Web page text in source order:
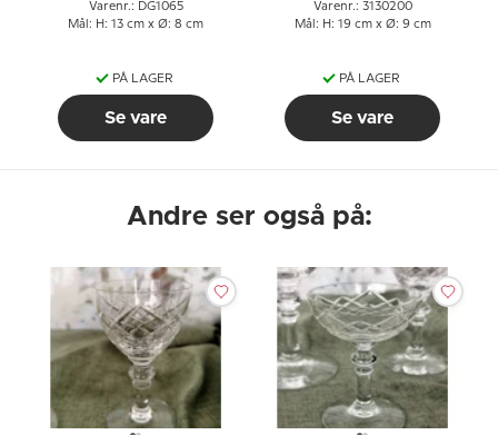
Varenr.: DG1065
Mål: H: 13 cm x Ø: 8 cm
PÅ LAGER
Se vare
Varenr.: 3130200
Mål: H: 19 cm x Ø: 9 cm
PÅ LAGER
Se vare
Andre ser også på: